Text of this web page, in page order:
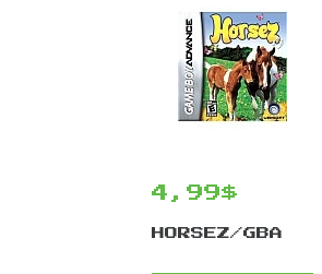
4,99$
HORSEZ/GBA